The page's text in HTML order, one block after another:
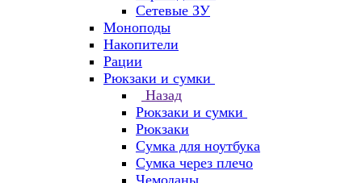
Сетевые ЗУ
Моноподы
Накопители
Рации
Рюкзаки и сумки
Назад
Рюкзаки и сумки
Рюкзаки
Сумка для ноутбука
Сумка через плечо
Чемоданы